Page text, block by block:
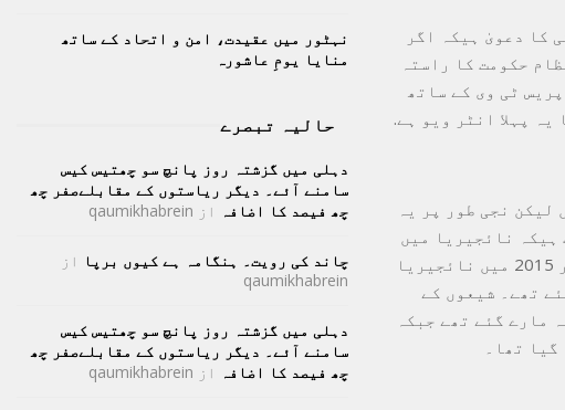
کا دعویٰ ہیکہ اگر
حکومت کا راستہ
ٹی وی کے ساتھ
پہلا انٹر ویو ہے.
نجی طور پر یہ
ہیکہ نائجیریا میں
ایران کی طرح اسلای انقلاب کا امکان نظر آتا ہے۔ یاد رہے کہ دسمبر 2015 میں نائجیریا
تھے۔ شیعوں کے
مارے گئے تھے جبکہ
تھا۔
نہٹور میں عقیدت، امن و اتحاد کے ساتھ
منایا یومِ عاشورہ
حالیہ تبصرے
دہلی میں گزشتہ روز پانچ سو چھتیس کیس
سامنے آئے۔ دیگر ریاستوں کے مقابلےصفر چھ
چھ فیصد کا اضافہ از qaumikhabrein
چاند کی رویت۔ ہنگامہ ہے کیوں برپا از
qaumikhabrein
دہلی میں گزشتہ روز پانچ سو چھتیس کیس
سامنے آئے۔ دیگر ریاستوں کے مقابلےصفر چھ
چھ فیصد کا اضافہ از qaumikhabrein